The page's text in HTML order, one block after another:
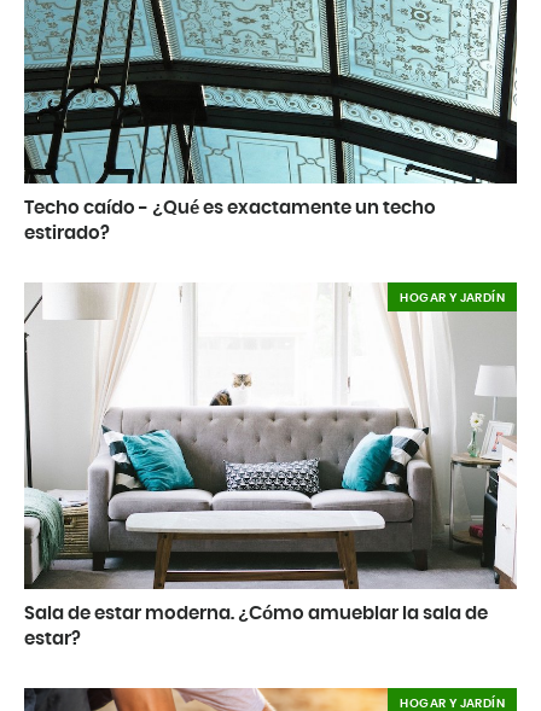
Techo caído - ¿Qué es exactamente un techo
estirado?
Sala de estar moderna. ¿Cómo amueblar la sala de
estar?
HOGAR Y JARDÍN
HOGAR Y JARDÍN